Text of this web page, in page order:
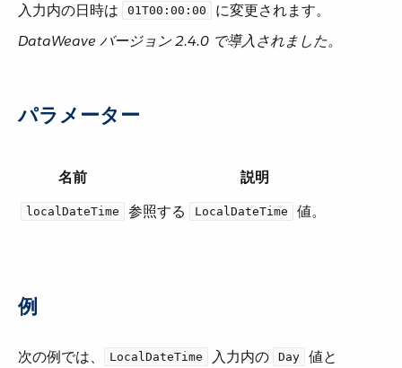
入力内の日時は ​
01T00:00:00
​ に変更されます。
DataWeave バージョン 2.4.0 で導入されました。
パラメーター
名前 説明
localDateTime 参照する ​ LocalDateTime ​ 値。
例
次の例では、​ LocalDateTime ​ 入力内の ​ Day ​ 値と ​